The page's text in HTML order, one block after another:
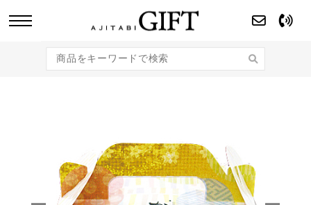
のギフト商品をご提案します。